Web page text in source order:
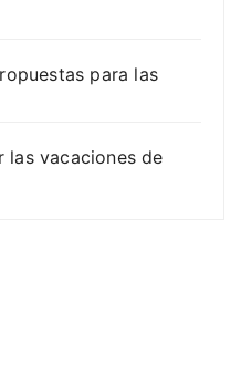
para las
las vacaciones de